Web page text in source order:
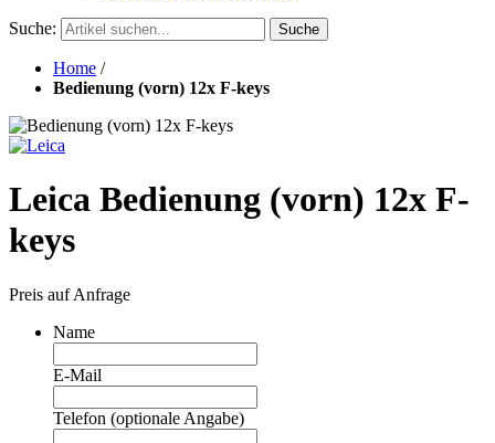
Suche: Suche
Home /
Bedienung (vorn) 12x F-keys
Leica Bedienung (vorn) 12x F-
keys
Preis auf Anfrage
Name
E-Mail
Telefon (optionale Angabe)